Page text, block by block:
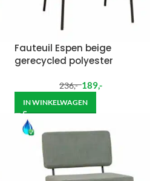
Fauteuil Espen beige
gerecycled polyester
236,- 189,-
IN WINKELWAGEN